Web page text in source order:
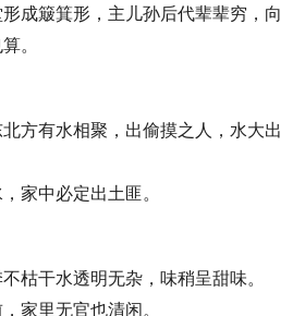
成簸箕形，主儿孙后代辈辈穷，向
。
方有水相聚，出偷摸之人，水大出
家中必定出土匪。
枯干水透明无杂，味稍呈甜味。
家里无官也清闲。